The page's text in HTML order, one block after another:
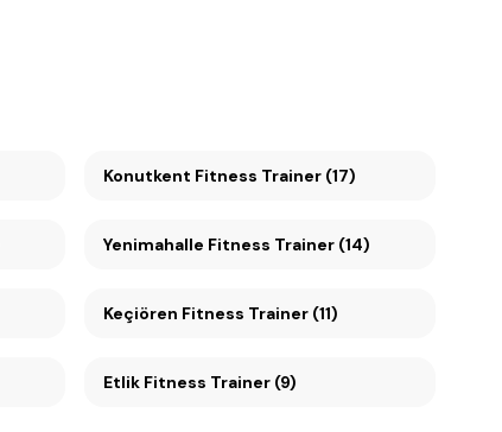
Konutkent Fitness Trainer (17)
Yenimahalle Fitness Trainer (14)
Keçiören Fitness Trainer (11)
Etlik Fitness Trainer (9)